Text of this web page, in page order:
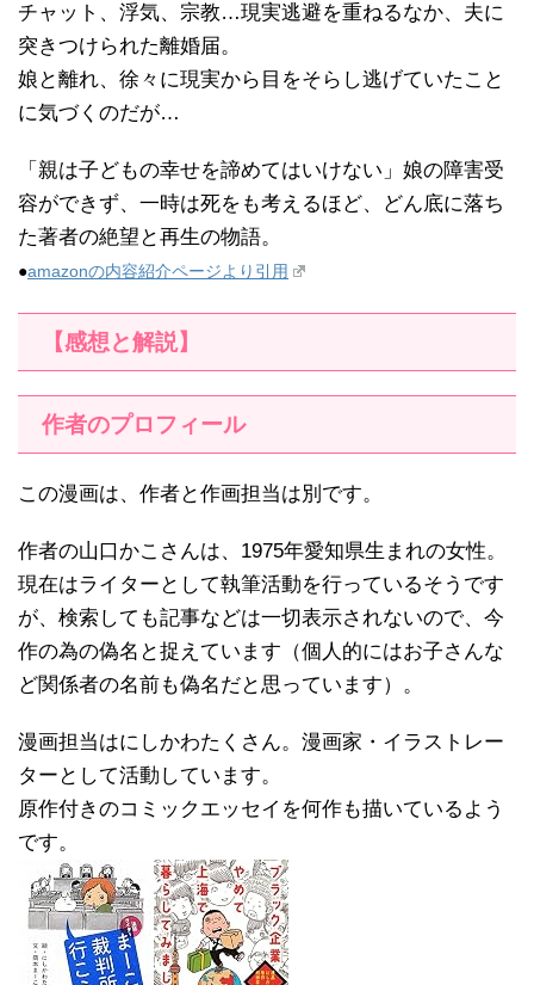
チャット、浮気、宗教…現実逃避を重ねるなか、夫に
突きつけられた離婚届。
娘と離れ、徐々に現実から目をそらし逃げていたこと
に気づくのだが…
「親は子どもの幸せを諦めてはいけない」娘の障害受
容ができず、一時は死をも考えるほど、どん底に落ち
た著者の絶望と再生の物語。
●amazonの内容紹介ページより引用
【感想と解説】
作者のプロフィール
この漫画は、作者と作画担当は別です。
作者の山口かこさんは、1975年愛知県生まれの女性。
現在はライターとして執筆活動を行っているそうです
が、検索しても記事などは一切表示されないので、今
作の為の偽名と捉えています（個人的にはお子さんな
ど関係者の名前も偽名だと思っています）。
漫画担当はにしかわたくさん。漫画家・イラストレー
ターとして活動しています。
原作付きのコミックエッセイを何作も描いているよう
です。